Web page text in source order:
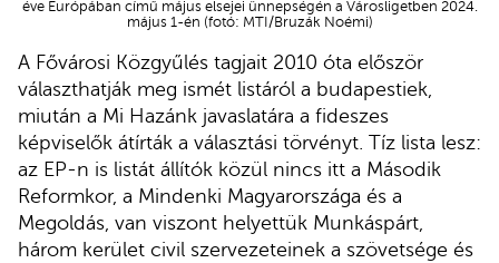
éve Európában című május elsejei ünnepségén a Városligetben 2024.
május 1-én (fotó: MTI/Bruzák Noémi)
A Fővárosi Közgyűlés tagjait 2010 óta először
választhatják meg ismét listáról a budapestiek,
miután a Mi Hazánk javaslatára a fideszes
képviselők átírták a választási törvényt. Tíz lista lesz:
az EP-n is listát állítók közül nincs itt a Második
Reformkor, a Mindenki Magyarországa és a
Megoldás, van viszont helyettük Munkáspárt,
három kerület civil szervezeteinek a szövetsége és